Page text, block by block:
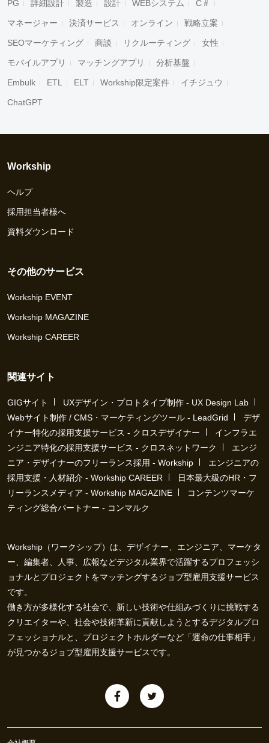
PG 詳細設計 製造 設計 WEBシステム C＃
マネージャー 決済サービス オンライン 戦略立案
SEOマーケティング 商談 リクルーティング 女性
モバイルアプリ マッチングアプリ 分析基盤
Embulk ETL ELT Workship限定案件 イチジュウ
ChatGPT
Workship
ヘルプ
採用担当者様へ
資料ダウンロード
その他のサービス
Workship EVENT
Workship MAGAZINE
Workship CAREER
関連サイト
GIGサイト
UXデザイン・プロトタイプ制作 - UX Design Lab
Webサイト制作 / CMS・マーケティングツール - LeadGrid
デザ
イナー特化の採用支援サービス - クロスデザイナー
インフラエ
ンジニア特化の採用支援サービス - クロスネットワーク
エンジ
ニア・デザイナーのフリーランス採用 - Workship
エンジニアの
採用支援・人材紹介 - Workship CAREER
日本最大級のHR・フ
リーランスメディア - Workship MAGAZINE
コンテンツマーケ
ティング総合パートナー - コンマルク
Workship（ワークシップ）は、デザイナー、エンジニア、マーケタ
ー、編集者、人事、広報などデジタル業界で活躍するプロフェッシ
ョナルとプロジェクトをマッチングするジョブ型雇用支援サービス
です。
働き方が多様化する社会で、新しい技術や仕組みづくりに挑戦する
クリエイターや、社会や技術革新に貢献しようとするデジタルプロ
フェッショナルと、プロジェクトホルダーなど「運命の仕事相手」
が見つかるジョブ型雇用支援サービスです。